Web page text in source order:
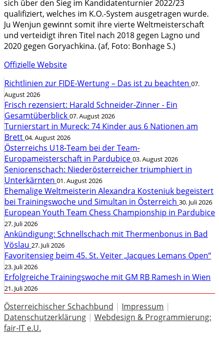
sich über den Sieg im Kandidatenturnier 2022/23
qualifiziert, welches im K.O.-System ausgetragen wurde.
Ju Wenjun gewinnt somit ihre vierte Weltmeisterschaft
und verteidigt ihren Titel nach 2018 gegen Lagno und
2020 gegen Goryachkina. (af, Foto: Bonhage S.)
Offizielle Website
Richtlinien zur FIDE-Wertung – Das ist zu beachten 07.
August 2026
Frisch rezensiert: Harald Schneider-Zinner - Ein
Gesamtüberblick 07. August 2026
Turnierstart in Mureck: 74 Kinder aus 6 Nationen am
Brett 04. August 2026
Österreichs U18-Team bei der Team-
Europameisterschaft in Pardubice 03. August 2026
Seniorenschach: Niederösterreicher triumphiert in
Unterkärnten 01. August 2026
Ehemalige Weltmeisterin Alexandra Kosteniuk begeistert
bei Trainingswoche und Simultan in Österreich 30. Juli 2026
European Youth Team Chess Championship in Pardubice
27. Juli 2026
Ankündigung: Schnellschach mit Thermenbonus in Bad
Vöslau 27. Juli 2026
Favoritensieg beim 45. St. Veiter „Jacques Lemans Open“
23. Juli 2026
Erfolgreiche Trainingswoche mit GM RB Ramesh in Wien
21. Juli 2026
Österreichischer Schachbund | Impressum |
Datenschutzerklärung | Webdesign & Programmierung:
fair-IT e.U.